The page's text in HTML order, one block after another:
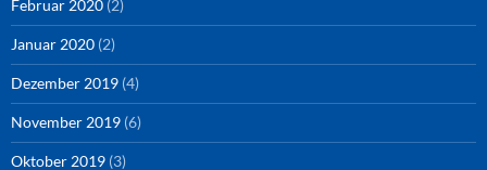
Februar 2020 (2)
Januar 2020 (2)
Dezember 2019 (4)
November 2019 (6)
Oktober 2019 (3)